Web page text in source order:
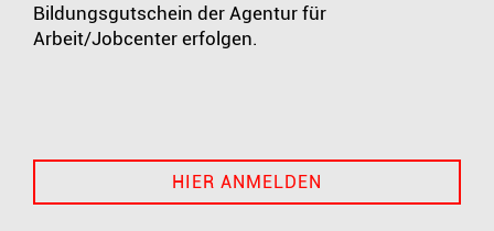
Bildungsgutschein der Agentur für
Arbeit/Jobcenter erfolgen.
HIER ANMELDEN